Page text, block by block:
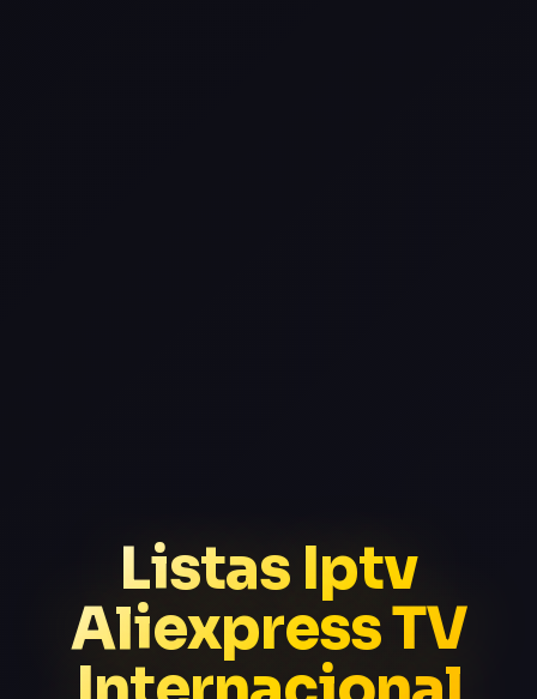
Listas Iptv
Aliexpress TV